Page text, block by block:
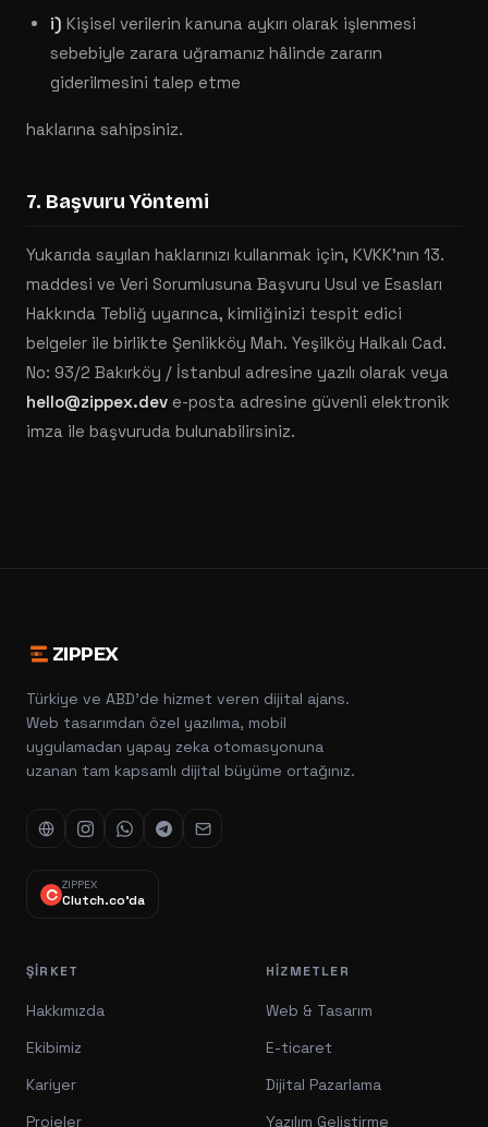
i) Kişisel verilerin kanuna aykırı olarak işlenmesi
sebebiyle zarara uğramanız hâlinde zararın
giderilmesini talep etme
haklarına sahipsiniz.
7. Başvuru Yöntemi
Yukarıda sayılan haklarınızı kullanmak için, KVKK'nın 13.
maddesi ve Veri Sorumlusuna Başvuru Usul ve Esasları
Hakkında Tebliğ uyarınca, kimliğinizi tespit edici
belgeler ile birlikte Şenlikköy Mah. Yeşilköy Halkalı Cad.
No: 93/2 Bakırköy / İstanbul adresine yazılı olarak veya
hello@zippex.dev e-posta adresine güvenli elektronik
imza ile başvuruda bulunabilirsiniz.
ZIPPEX
Türkiye ve ABD'de hizmet veren dijital ajans.
Web tasarımdan özel yazılıma, mobil
uygulamadan yapay zeka otomasyonuna
uzanan tam kapsamlı dijital büyüme ortağınız.
ZIPPEX
Clutch.co'da
ŞIRKET
Hakkımızda
Ekibimiz
Kariyer
Projeler
HIZMETLER
Web & Tasarım
E-ticaret
Dijital Pazarlama
Yazılım Geliştirme